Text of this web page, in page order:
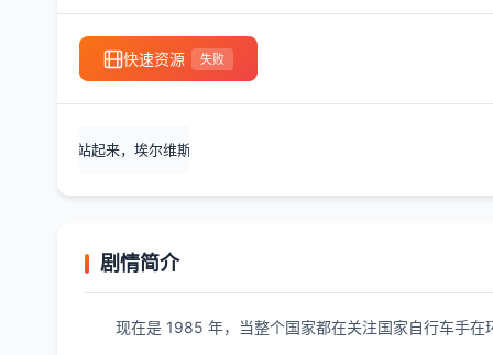
快速资源 失败
站起来，埃尔维斯
剧情简介
现在是 1985 年，当整个国家都在关注国家自行车手